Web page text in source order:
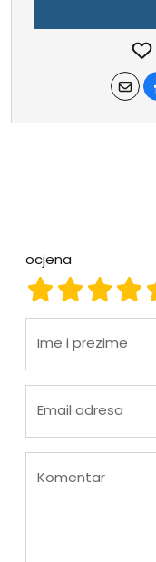
ocjena
ocjena 2
ocjena 1
Ime i prezime
Email adresa
Komentar